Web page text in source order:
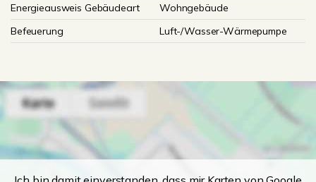
Energieausweis Gebäudeart
Wohngebäude
Befeuerung
Luft-/Wasser-Wärmepumpe